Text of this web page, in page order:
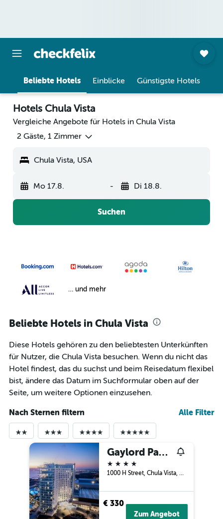
Beliebte Hotels Einblicke Günstigste Hotels
Hotels Chula Vista
Vergleiche Angebote für Hotels in Chula Vista
2 Gäste, 1 Zimmer
Chula Vista, USA
Mo 17.8. - Di 18.8.
Suchen
… und mehr
Beliebte Hotels in Chula Vista
Diese Hotels gehören zu den beliebtesten Unterkünften
für Nutzer, die Chula Vista besuchen. Wenn du nicht das
Hotel findest, das du suchst und beim Reisedatum flexibel
bist, ändere das Datum im Suchformular oben auf der
Seite, um weitere Optionen einzusehen.
Nach Sternen filtern Alle Filter
Gaylord Pacific Resort & Convention Center
4 Sterne
1000 H Street, Chula Vista, CA, USA
€ 330
Zum Angebot